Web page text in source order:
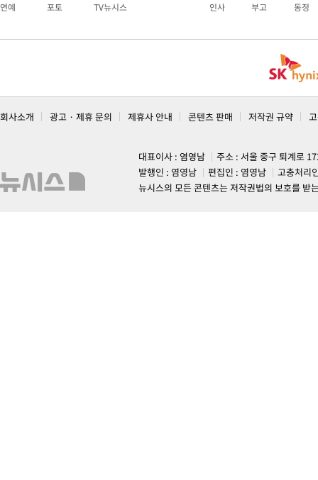
연예 포토 TV뉴시스 인사 부고 동정
회사소개 광고 · 제휴 문의 제휴사 안내 콘텐츠 판매 저작권 규약
대표이사 : 염영남
주소 : 서울 중구 퇴계로
발행인 : 염영남
편집인 : 염영남
고충처리
뉴시스의 모든 콘텐츠는 저작권법의 보호를